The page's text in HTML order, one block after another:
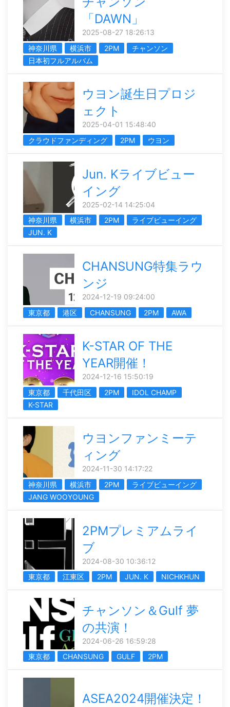
「DAWN」
2025-08-27 18:26:13
神奈川県
横浜市 2PM
チャンソン
日本初フルアルバム
ウヨン誕生日プロジ
ェクト
2025-04-01 15:48:40
クラウドファンディング
2PM ウヨン
Jun. Kライブビュー
イング
2025-02-14 14:25:04
神奈川県
横浜市 2PM
ライブビューイング
JUN. K
CHANSUNG特集ラウ
ンジ
2024-12-19 09:24:00
東京都
港区 CHANSUNG 2PM AWA
K-STAR OF THE
YEAR開催！
2024-12-16 15:50:19
東京都
千代田区 2PM
IDOL CHAMP
K-STAR
ウヨンファンミーテ
ィング
2024-11-30 14:17:22
神奈川県
横浜市 2PM
ライブビューイング
JANG WOOYOUNG
2PMプレミアムライ
ブ
2024-08-30 10:36:12
東京都
江東区 2PM JUN. K NICHKHUN
チャンソン＆Gulf 夢
の共演！
2024-06-26 16:59:28
東京都
CHANSUNG GULF 2PM
ASEA2024開催決定！